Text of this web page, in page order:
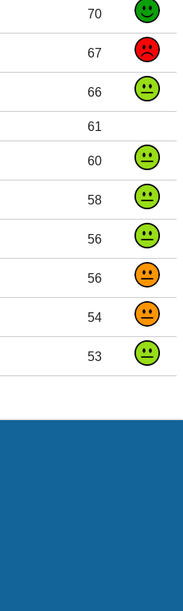
70
67
66
61
60
58
56
56
54
53